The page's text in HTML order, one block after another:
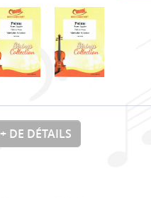
+ DE DÉTAILS